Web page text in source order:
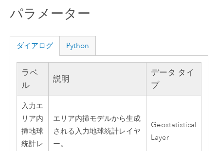
パラメーター
ダイアログ Python
ラベ
ル
説明
データ タイ
プ
入力エ
リア内
挿地球
統計レ
エリア内挿モデルから生成
される入力地球統計レイヤ
ー。
Geostatistical
Layer